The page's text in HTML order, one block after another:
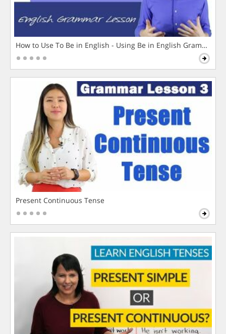
How to Use To Be in English - Using Be in English Grammar
Present Continuous Tense